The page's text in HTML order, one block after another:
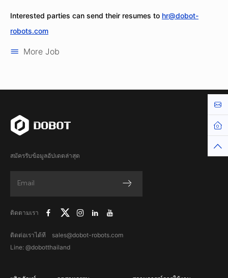
Interested parties can send their resumes to hr@dobot-
robots.com
More Job
สมัครรับข้อมูลอัปเดตล่าสุด
ติดตามเรา
ติดต่อเราได้ที sales@dobot-robots.com
Line: @dobotthailand
Top